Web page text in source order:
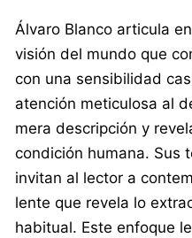
Álvaro Blanco articula
visión del mundo que
con una sensibilidad
atención meticulosa al
mera descripción y
condición humana. Sus
invitan al lector a
lente que revela lo
habitual. Este enfoque